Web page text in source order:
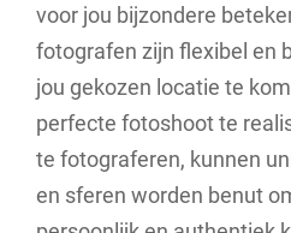
voor jou bijzondere
fotografen zijn flexibel en
jou gekozen locatie te
perfecte fotoshoot te
te fotograferen, kunnen
en sferen worden benut